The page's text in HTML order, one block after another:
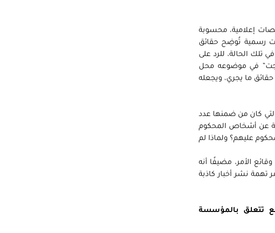
إعلامية، محسوبة
رسمية تُوضِح حقائق
تلك الحالة، للرد على
في موضوعه محل
ما يجري، ويجعله
كان من ضمنها عدد
عن أشخاص المحكوم
عليهم؟ ولماذا لم
الأمر، مضيفًا أنه
تهمة نشر أخبار كاذبة
تتعلق بالمؤسسة